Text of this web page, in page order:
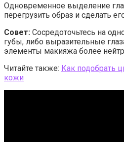
Одновременное выделение
перегрузить образ и сделать
Совет: Сосредоточьтесь на
губы, либо выразительные
элементы макияжа более
Читайте также: Как подобрать
кожи